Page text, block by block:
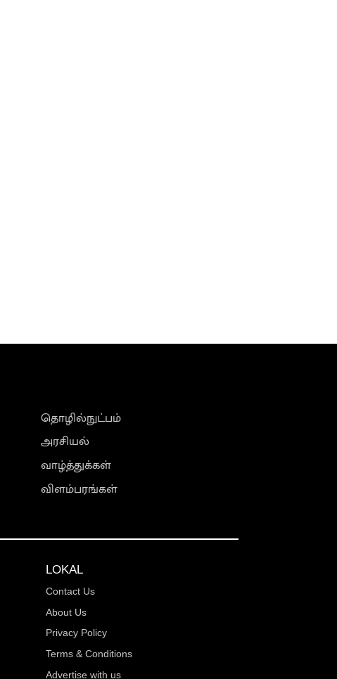
தொழில்நுட்பம்
அரசியல்
வாழ்த்துக்கள்
விளம்பரங்கள்
LOKAL
Contact Us
About Us
Privacy Policy
Terms & Conditions
Advertise with us